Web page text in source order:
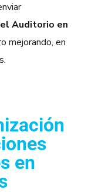
Auditorio en
mejorando, en
en